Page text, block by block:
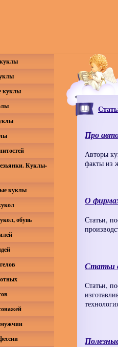
Про
Авторы
факты из
О
Статьи,
Статьи
Статьи,
куклы
Куклы-
куклы
обувь